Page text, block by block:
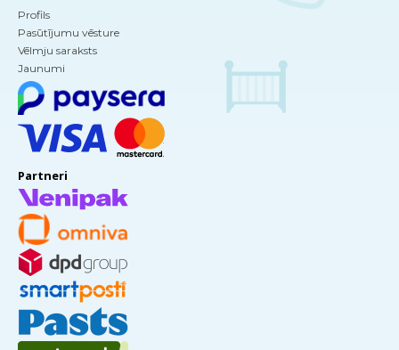
Profils
Pasūtījumu vēsture
Vēlmju saraksts
Jaunumi
Partneri